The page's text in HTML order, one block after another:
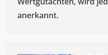
anerkannt.